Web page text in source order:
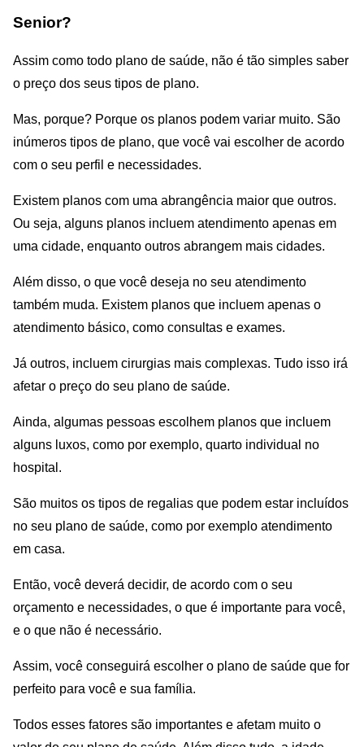
Senior?
Assim como todo plano de saúde, não é tão simples saber
o preço dos seus tipos de plano.
Mas, porque? Porque os planos podem variar muito. São
inúmeros tipos de plano, que você vai escolher de acordo
com o seu perfil e necessidades.
Existem planos com uma abrangência maior que outros.
Ou seja, alguns planos incluem atendimento apenas em
uma cidade, enquanto outros abrangem mais cidades.
Além disso, o que você deseja no seu atendimento
também muda. Existem planos que incluem apenas o
atendimento básico, como consultas e exames.
Já outros, incluem cirurgias mais complexas. Tudo isso irá
afetar o preço do seu plano de saúde.
Ainda, algumas pessoas escolhem planos que incluem
alguns luxos, como por exemplo, quarto individual no
hospital.
São muitos os tipos de regalias que podem estar incluídos
no seu plano de saúde, como por exemplo atendimento
em casa.
Então, você deverá decidir, de acordo com o seu
orçamento e necessidades, o que é importante para você,
e o que não é necessário.
Assim, você conseguirá escolher o plano de saúde que for
perfeito para você e sua família.
Todos esses fatores são importantes e afetam muito o